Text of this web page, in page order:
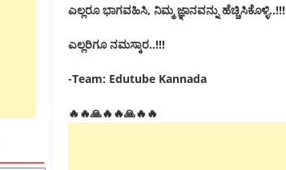
ಎಲ್ಲರೂ ಭಾಗವಹಿಸಿ, ನಿಮ್ಮ ಜ್ಞಾನವನ್ನು ಹೆಚ್ಚಿಸಿಕೊಳ್ಳಿ..!!!
ಎಲ್ಲರಿಗೂ ನಮಸ್ಕಾರ..!!!
-Team: Edutube Kannada
🔥🔥🙏🔥🔥🙏🔥🔥